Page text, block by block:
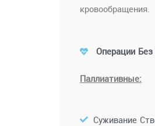
кровообращения.
Операции Без
Паллиативные:
Суживание